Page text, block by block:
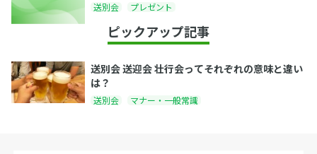
送別会 プレゼント
ピックアップ記事
送別会 送迎会 壮行会ってそれぞれの意味と違い
は？
送別会 マナー・一般常識